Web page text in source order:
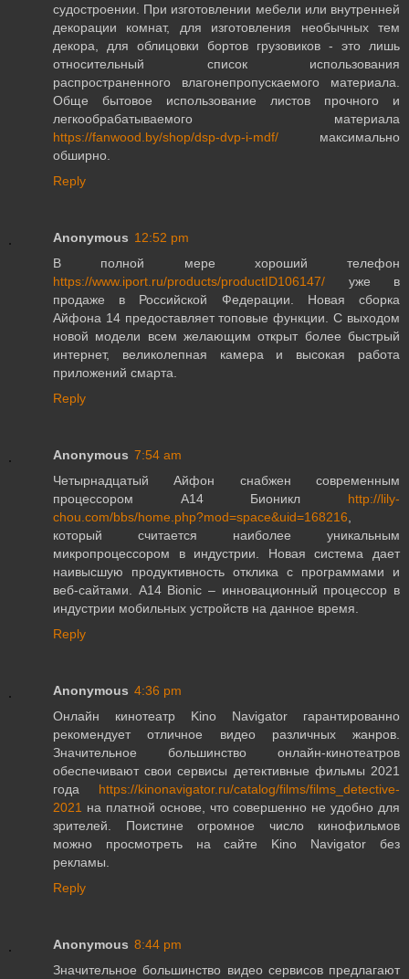
судостроении. При изготовлении мебели или внутренней
декорации комнат, для изготовления необычных тем
декора, для облицовки бортов грузовиков - это лишь
относительный список использования
распространенного влагонепропускаемого материала.
Обще бытовое использование листов прочного и
легкообрабатываемого материала
https://fanwood.by/shop/dsp-dvp-i-mdf/ максимально
обширно.
Reply
Anonymous 12:52 pm
В полной мере хороший телефон
https://www.iport.ru/products/productID106147/ уже в
продаже в Российской Федерации. Новая сборка
Айфона 14 предоставляет топовые функции. С выходом
новой модели всем желающим открыт более быстрый
интернет, великолепная камера и высокая работа
приложений смарта.
Reply
Anonymous 7:54 am
Четырнадцатый Айфон снабжен современным
процессором A14 Бионикл http://lily-
chou.com/bbs/home.php?mod=space&uid=168216,
который считается наиболее уникальным
микропроцессором в индустрии. Новая система дает
наивысшую продуктивность отклика с программами и
веб-сайтами. A14 Bionic – инновационный процессор в
индустрии мобильных устройств на данное время.
Reply
Anonymous 4:36 pm
Онлайн кинотеатр Kino Navigator гарантированно
рекомендует отличное видео различных жанров.
Значительное большинство онлайн-кинотеатров
обеспечивают свои сервисы детективные фильмы 2021
года https://kinonavigator.ru/catalog/films/films_detective-
2021 на платной основе, что совершенно не удобно для
зрителей. Поистине огромное число кинофильмов
можно просмотреть на сайте Kino Navigator без
рекламы.
Reply
Anonymous 8:44 pm
Значительное большинство видео сервисов предлагают